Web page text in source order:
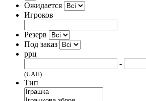
Ожидается
Игроков
Резерв
Под заказ
ррц
-
(UAH)
Тип